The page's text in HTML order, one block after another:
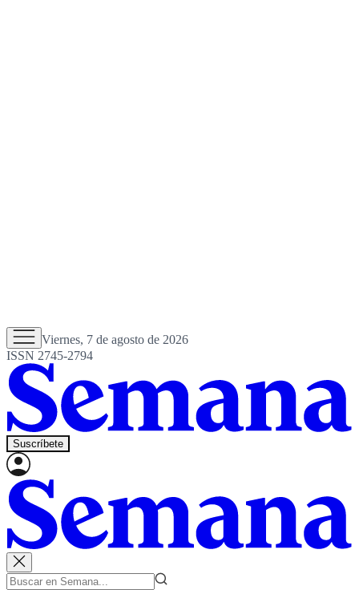
Viernes, 7 de agosto de 2026
ISSN 2745-2794
Suscríbete